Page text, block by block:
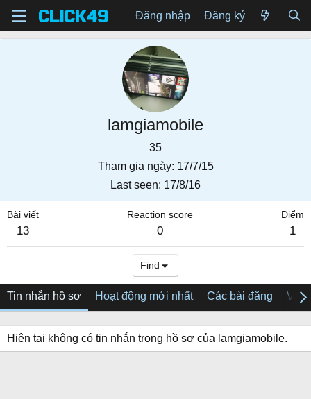
Đăng nhập Đăng ký
lamgiamobile
35
Tham gia ngày 17/7/15
Last seen 17/8/16
Bài viết
13
Reaction score
0
Điểm
1
Find
Tin nhắn hồ sơ Hoạt động mới nhất Các bài đăng Về
Hiện tại không có tin nhắn trong hồ sơ của lamgiamobile.